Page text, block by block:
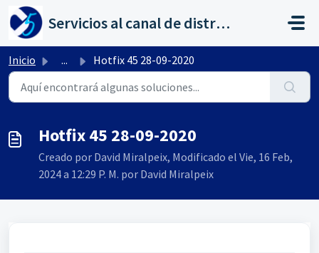
Saltar al contenido principal
Servicios al canal de distribución de AHORA
Inicio ... Hotfix 45 28-09-2020
Hotfix 45 28-09-2020
Creado por David Miralpeix, Modificado el Vie, 16 Feb,
2024 a 12:29 P. M. por David Miralpeix